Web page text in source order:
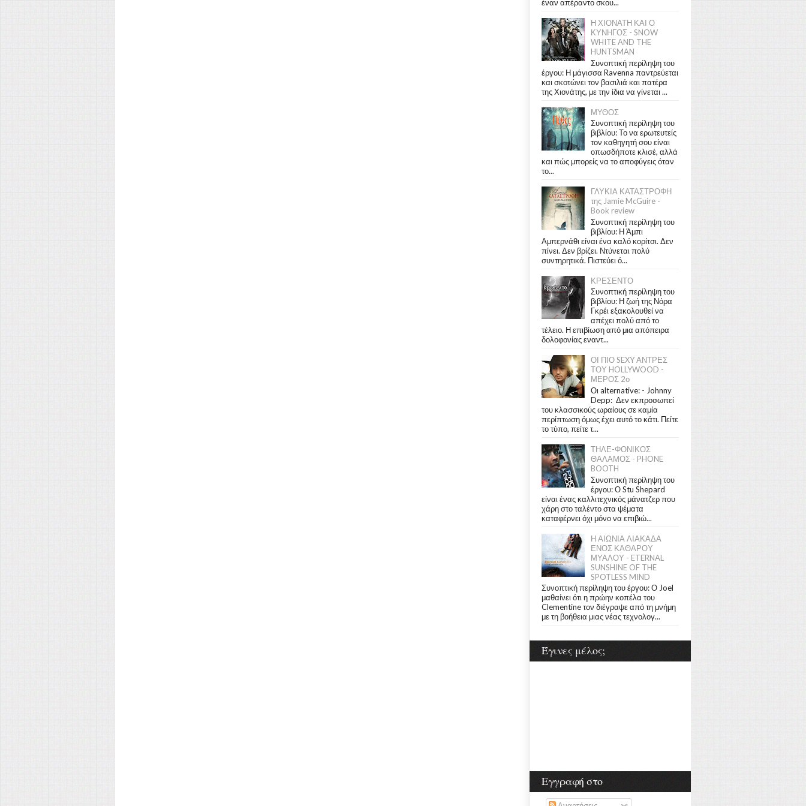
έναν απέραντο σκου...
Η ΧΙΟΝΑΤΗ ΚΑΙ Ο
ΚΥΝΗΓΟΣ - SNOW
WHITE AND THE
HUNTSMAN
Συνοπτική περίληψη του
έργου: Η μάγισσα Ravenna παντρεύεται
και σκοτώνει τον βασιλιά και πατέρα
της Χιονάτης, με την ίδια να γίνεται ...
ΜΥΘΟΣ
Συνοπτική περίληψη του
βιβλίου: Το να ερωτευτείς
τον καθηγητή σου είναι
οπωσδήποτε κλισέ, αλλά
και πώς μπορείς να το αποφύγεις όταν
το...
ΓΛΥΚΙΑ ΚΑΤΑΣΤΡΟΦΗ
της Jamie McGuire -
Book review
Συνοπτική περίληψη του
βιβλίου: Η Άμπι
Αμπερνάθι είναι ένα καλό κορίτσι. Δεν
πίνει. Δεν βρίζει. Ντύνεται πολύ
συντηρητικά. Πιστεύει ό...
ΚΡΕΣΕΝΤΟ
Συνοπτική περίληψη του
βιβλίου: Η ζωή της Νόρα
Γκρέι εξακολουθεί να
απέχει πολύ από το
τέλειο. Η επιβίωση από μια απόπειρα
δολοφονίας εναντ...
ΟΙ ΠΙΟ SEXY ΑΝΤΡΕΣ
ΤΟΥ HOLLYWOOD -
ΜΕΡΟΣ 2ο
Οι alternative: - Johnny
Depp: Δεν εκπροσωπεί
του κλασσικούς ωραίους σε καμία
περίπτωση όμως έχει αυτό το κάτι. Πείτε
το τύπο, πείτε τ...
ΤΗΛΕ-ΦΟΝΙΚΟΣ
ΘΑΛΑΜΟΣ - PHONE
BOOTH
Συνοπτική περίληψη του
έργου: Ο Stu Shepard
είναι ένας καλλιτεχνικός μάνατζερ που
χάρη στο ταλέντο στα ψέματα
καταφέρνει όχι μόνο να επιβιώ...
Η ΑΙΩΝΙΑ ΛΙΑΚΑΔΑ
ΕΝΟΣ ΚΑΘΑΡΟΥ
ΜΥΑΛΟΥ - ETERNAL
SUNSHINE OF THE
SPOTLESS MIND
Συνοπτική περίληψη του έργου: Ο Joel
μαθαίνει ότι η πρώην κοπέλα του
Clementine τον διέγραψε από τη μνήμη
με τη βοήθεια μιας νέας τεχνολογ...
Έγινες μέλος;
Εγγραφή στο